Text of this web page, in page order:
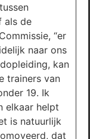
als de
“er
naar ons
kan
trainers van
19. Ik
elkaar helpt
is natuurlijk
dat